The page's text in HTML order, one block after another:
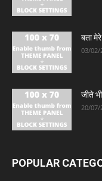
बता
03/02/
जीते
20/07/
POPULAR